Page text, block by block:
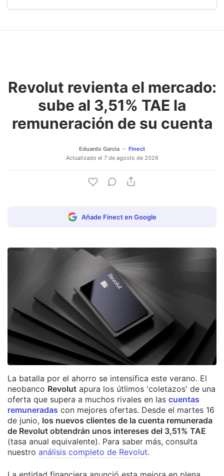
Revolut revienta el mercado:
sube al 3,51% TAE la
remuneración de su cuenta
Eduardo García
Finect
Actualizado el 7 de agosto de 2026
Añade Finect en Google
La batalla por el ahorro se intensifica este verano. El
neobanco Revolut apura los útlimos 'coletazos' de una
oferta que supera a muchos rivales en las cuentas
remuneradas con mejores ofertas. Desde el martes 16
de junio, los nuevos clientes de la cuenta remunerada
de Revolut obtendrán unos intereses del 3,51% TAE
(tasa anual equivalente). Para saber más, consulta
nuestro análisis completo de Revolut.